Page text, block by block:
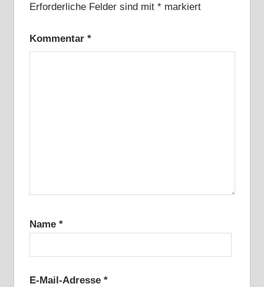
Erforderliche Felder sind mit *markiert
Kommentar *
Name *
E-Mail-Adresse *